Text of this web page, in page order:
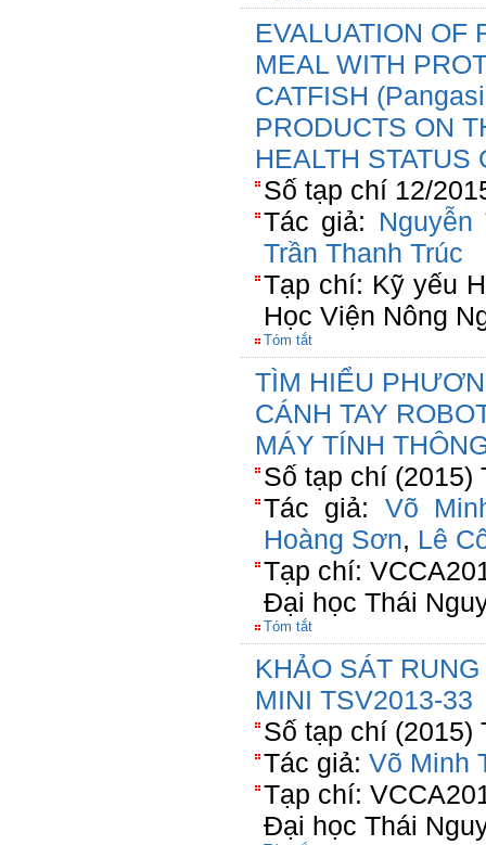
EVALUATION OF
MEAL WITH
CATFISH
PRODUCTS ON
HEALTH
Số tạp chí 12/
Tác giả: Nguyễn
Trần Thanh Trúc
Tạp chí: Kỹ yếu
Học Viện Nông
Tóm tắt
TÌM HIỂU
CÁNH TAY
MÁY TÍNH
Số tạp chí (2015)
Tác giả: Võ
Hoàng Sơn, Lê
Tạp chí:
Đại học Thái
Tóm tắt
KHẢO SÁT
MINI TSV2013-33
Số tạp chí (2015)
Tác giả: Võ Minh
Tạp chí:
Đại học Thái